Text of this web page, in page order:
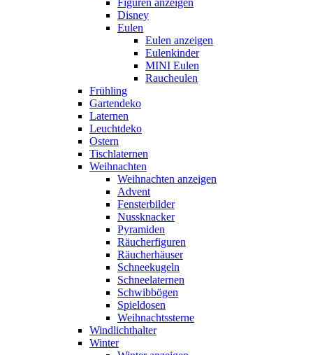
Figuren anzeigen
Disney
Eulen
Eulen anzeigen
Eulenkinder
MINI Eulen
Raucheulen
Frühling
Gartendeko
Laternen
Leuchtdeko
Ostern
Tischlaternen
Weihnachten
Weihnachten anzeigen
Advent
Fensterbilder
Nussknacker
Pyramiden
Räucherfiguren
Räucherhäuser
Schneekugeln
Schneelaternen
Schwibbögen
Spieldosen
Weihnachtssterne
Windlichthalter
Winter